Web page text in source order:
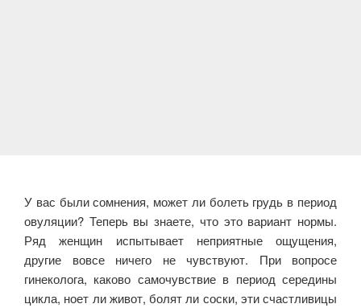
У вас были сомнения, может ли болеть грудь в период
овуляции? Теперь вы знаете, что это вариант нормы.
Ряд женщин испытывает неприятные ощущения,
другие вовсе ничего не чувствуют. При вопросе
гинеколога, каково самочувствие в период середины
цикла, ноет ли живот, болят ли соски, эти счастливицы